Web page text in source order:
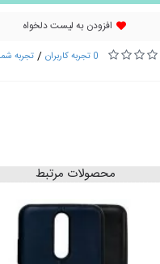
افزودن به لیست دلخواه
0 تجربه کاربران / تجربه شما
محصولات مرتبط